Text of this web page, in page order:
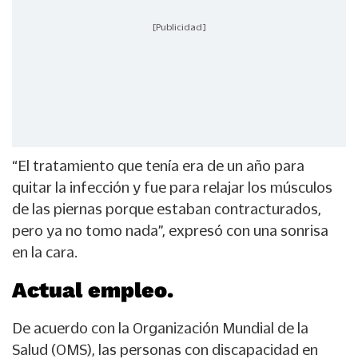
[Publicidad]
“El tratamiento que tenía era de un año para
quitar la infección y fue para relajar los músculos
de las piernas porque estaban contracturados,
pero ya no tomo nada”, expresó con una sonrisa
en la cara.
Actual empleo.
De acuerdo con la Organización Mundial de la
Salud (OMS), las personas con discapacidad en